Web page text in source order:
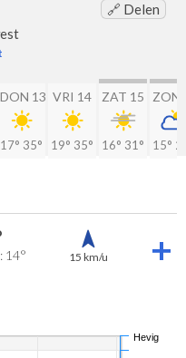
🔗 Delen
DON 13
17° 35°
VRI 14
19° 35°
ZAT 15
16° 31°
ZON
15°
14° 15 km/u
Hevig